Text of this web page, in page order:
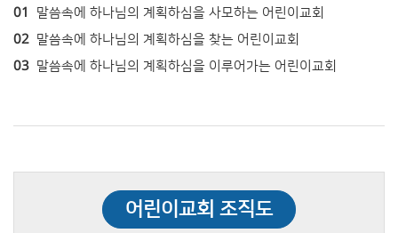
01
말씀속에 하나님의 계획하심을 사모하는 어린이교회
02 말씀속에 하나님의 계획하심을 찾는 어린이교회
03 말씀속에 하나님의 계획하심을 이루어가는 어린이교회
어린이교회 조직도